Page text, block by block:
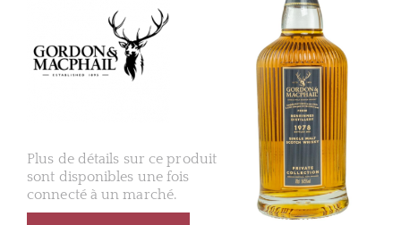
Plus de détails sur ce produit
sont disponibles une fois
connecté à un marché.